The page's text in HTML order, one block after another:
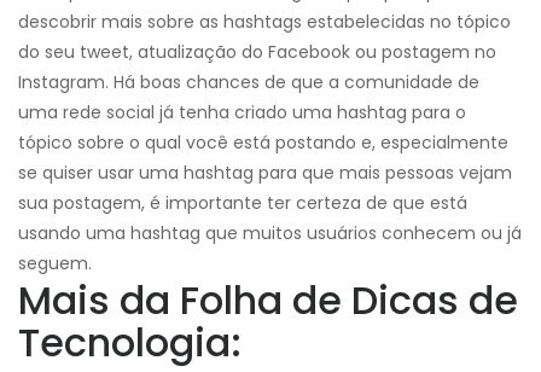
descobrir mais sobre as hashtags estabelecidas no tópico
do seu tweet, atualização do Facebook ou postagem no
Instagram. Há boas chances de que a comunidade de
uma rede social já tenha criado uma hashtag para o
tópico sobre o qual você está postando e, especialmente
se quiser usar uma hashtag para que mais pessoas vejam
sua postagem, é importante ter certeza de que está
usando uma hashtag que muitos usuários conhecem ou já
seguem.
Mais da Folha de Dicas de
Tecnologia: